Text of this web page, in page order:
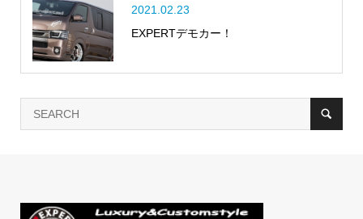
2021.02.23
EXPERTデモカー！